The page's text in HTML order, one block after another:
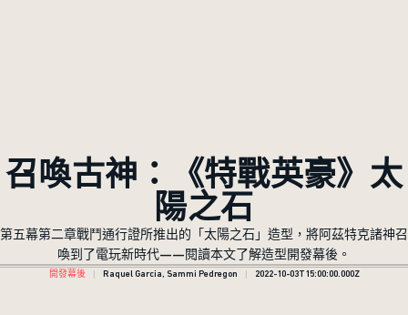
召喚古神：《特戰英豪》太
陽之石
第五幕第二章戰鬥通行證所推出的「太陽之石」造型，將阿茲特克諸神召
喚到了電玩新時代——閱讀本文了解造型開發幕後。
開發幕後 Raquel Garcia, Sammi Pedregon 2022-10-03T15:00:00.000Z